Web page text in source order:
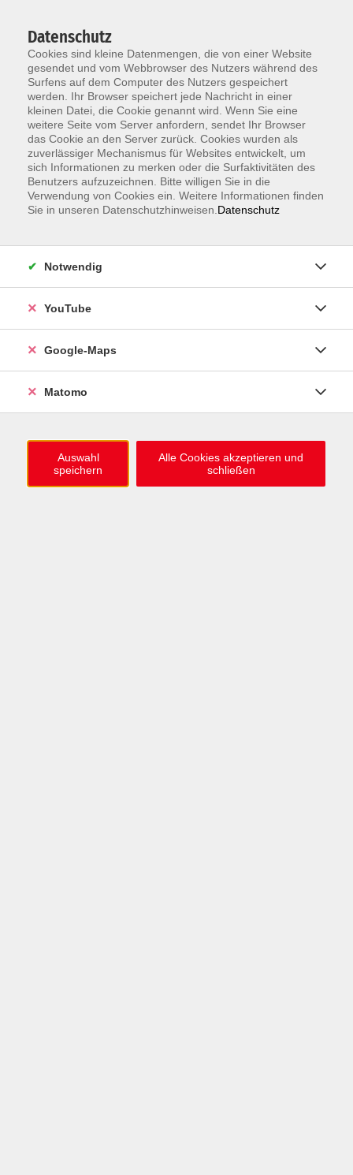
Zum Hauptinhalt springen
Neu ab 1.7.:Anmeldung zum Einbürgerungstest jetzt ohne
Terminvereinbarung –alle Infos
ZUM HERBST-WINTER-TRIMESTER
1.000 neue Kursideen online
Deutsch lernen
Datenschutz
Cookies sind kleine Datenmengen, die von einer Website
gesendet und vom Webbrowser des Nutzers während des
Surfens auf dem Computer des Nutzers gespeichert
werden. Ihr Browser speichert jede Nachricht in einer
kleinen Datei, die Cookie genannt wird. Wenn Sie eine
weitere Seite vom Server anfordern, sendet Ihr Browser
das Cookie an den Server zurück. Cookies wurden als
zuverlässiger Mechanismus für Websites entwickelt, um
sich Informationen zu merken oder die Surfaktivitäten des
Benutzers aufzuzeichnen. Bitte willigen Sie in die
Verwendung von Cookies ein. Weitere Informationen finden
Sie in unseren Datenschutzhinweisen. Datenschutz
Notwendig
YouTube
Google-Maps
Matomo
Auswahl
speichern
Alle Cookies akzeptieren und
schließen